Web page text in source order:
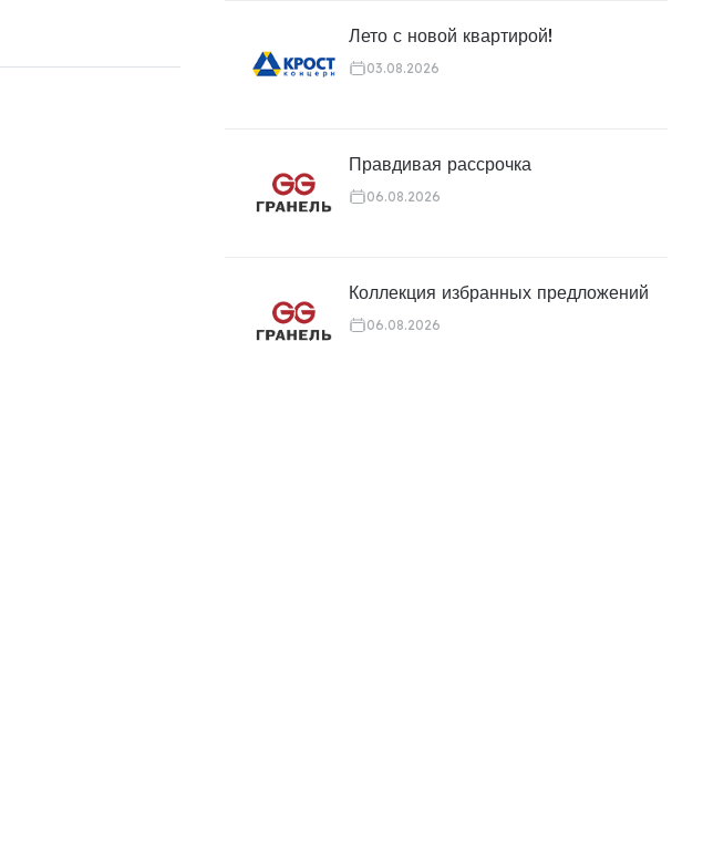
Лето с новой квартирой!
03.08.2026
Правдивая рассрочка
06.08.2026
Коллекция избранных предложений
06.08.2026